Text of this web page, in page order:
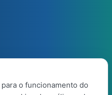
o funcionamento do